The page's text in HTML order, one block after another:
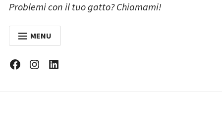
Problemi con il tuo gatto? Chiamami!
MENU
Facebook
Profile
Instagram
Profile
Linkedin
Profile